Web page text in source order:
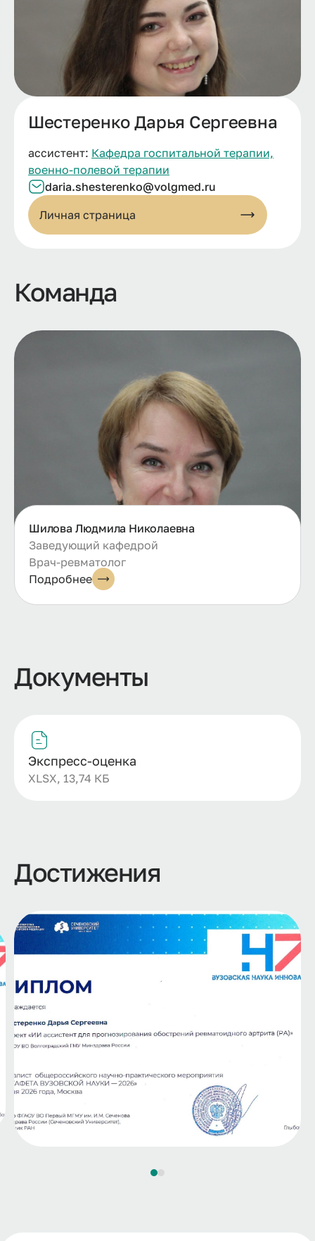
Шестеренко Дарья Сергеевна
ассистент: Кафедра госпитальной терапии,
военно-полевой терапии
daria.shesterenko@volgmed.ru
Личная страница
Команда
Шилова Людмила Николаевна
Заведующий кафедрой
Врач-ревматолог
Подробнее
Документы
Экспресс-оценка
XLSX, 13,74 КБ
Достижения